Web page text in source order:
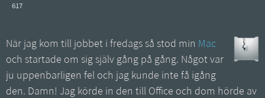
617
När jag kom till jobbet i fredags så stod min Mac
och startade om sig själv gång på gång. Något var
ju uppenbarligen fel och jag kunde inte få igång
den. Damn! Jag körde in den till Office och dom hörde av